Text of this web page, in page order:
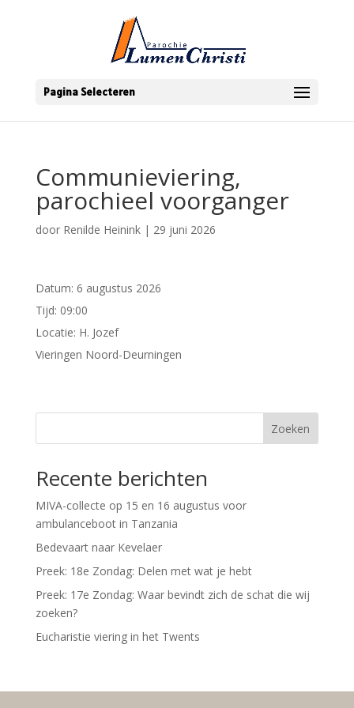
Pagina Selecteren
Communieviering,
parochieel voorganger
door Renilde Heinink| 29 juni 2026
Datum: 6 augustus 2026
Tijd: 09:00
Locatie: H. Jozef
Vieringen Noord-Deurningen
Zoeken
Recente berichten
MIVA-collecte op 15 en 16 augustus voor
ambulanceboot in Tanzania
Bedevaart naar Kevelaer
Preek: 18e Zondag: Delen met wat je hebt
Preek: 17e Zondag: Waar bevindt zich de schat die wij
zoeken?
Eucharistie viering in het Twents